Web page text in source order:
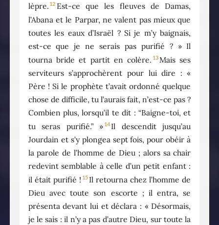
lèpre. 12 Est-ce que les fleuves de Damas,
l’Abana et le Parpar, ne valent pas mieux que
toutes les eaux d’Israël ? Si je m’y baignais,
est-ce que je ne serais pas purifié ? » Il
tourna bride et partit en colère. 13 Mais ses
serviteurs s’approchèrent pour lui dire : «
Père ! Si le prophète t’avait ordonné quelque
chose de difficile, tu l’aurais fait, n’est-ce pas ?
Combien plus, lorsqu’il te dit : “Baigne-toi, et
tu seras purifié.” » 14 Il descendit jusqu’au
Jourdain et s’y plongea sept fois, pour obéir à
la parole de l’homme de Dieu ; alors sa chair
redevint semblable à celle d’un petit enfant :
il était purifié ! 15 Il retourna chez l’homme de
Dieu avec toute son escorte ; il entra, se
présenta devant lui et déclara : « Désormais,
je le sais : il n’y a pas d’autre Dieu, sur toute la